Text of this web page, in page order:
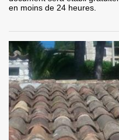
en moins de 24 heures.